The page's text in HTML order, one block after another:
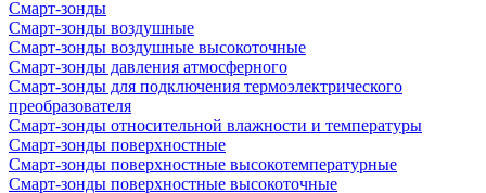
Смарт-зонды
Смарт-зонды воздушные
Смарт-зонды воздушные высокоточные
Смарт-зонды давления атмосферного
Смарт-зонды для подключения термоэлектрического
преобразователя
Смарт-зонды относительной влажности и температуры
Смарт-зонды поверхностные
Смарт-зонды поверхностные высокотемпературные
Смарт-зонды поверхностные высокоточные